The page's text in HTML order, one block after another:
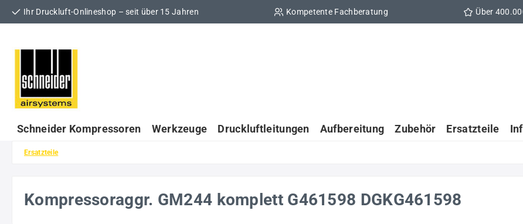
Hauptinhalt springen
Zur Suche springen
Zur Hauptnavigation springen
Ihr Druckluft-Onlineshop – seit über 15 Jahren Kompetente Fachberatung Über
Schneider Kompressoren Werkzeuge Druckluftleitungen Aufbereitung Zubehör Ersatzteile
Ersatzteile
Kompressoraggr. GM244 komplett G461598 DGKG461598